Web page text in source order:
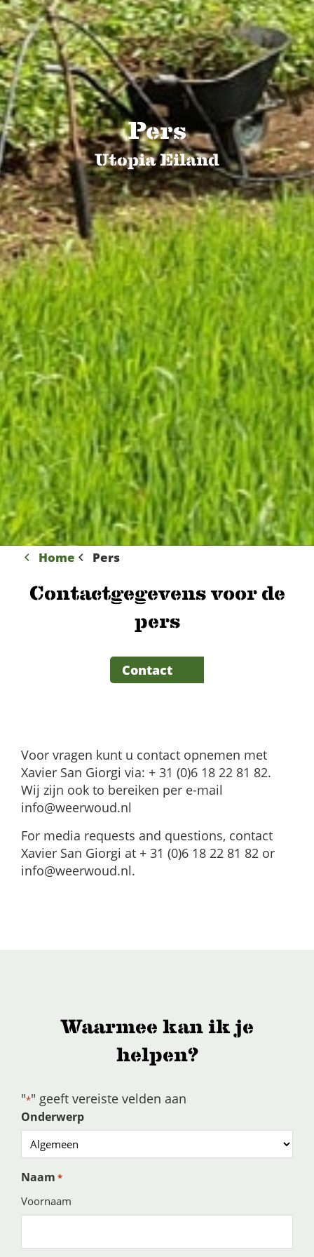
Pers
Utopia Eiland
Home Pers
Contactgegevens voor de
pers
Contact
Voor vragen kunt u contact opnemen met
Xavier San Giorgi via: + 31 (0)6 18 22 81 82.
Wij zijn ook to bereiken per e-mail
info@weerwoud.nl
For media requests and questions, contact
Xavier San Giorgi at + 31 (0)6 18 22 81 82 or
info@weerwoud.nl.
Waarmee kan ik je
helpen?
"*" geeft vereiste velden aan
Onderwerp
Naam *
Voornaam